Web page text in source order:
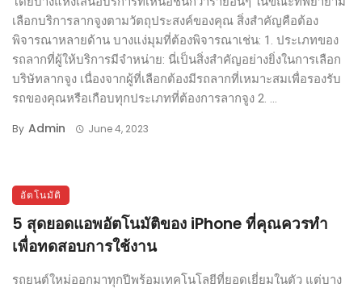
เลือกบริการลากจูงตามวัตถุประสงค์ของคุณ สิ่งสำคัญคือต้อง
พิจารณาหลายด้าน บางแง่มุมที่ต้องพิจารณาเช่น: 1. ประเภทของ
รถลากที่ผู้ให้บริการมีจำหน่าย: นี่เป็นสิ่งสำคัญอย่างยิ่งในการเลือก
บริษัทลากจูง เนื่องจากผู้ที่เลือกต้องมีรถลากที่เหมาะสมเพื่อรองรับ
รถของคุณหรือเกือบทุกประเภทที่ต้องการลากจูง 2. ...
By Admin June 4, 2023
อัตโนมัติ
5 สุดยอดแอพอัตโนมัติของ iPhone ที่คุณควรทำ
เพื่อทดสอบการใช้งาน
รถยนต์ใหม่ออกมาทุกปีพร้อมเทคโนโลยีที่ยอดเยี่ยมในตัว แต่บาง